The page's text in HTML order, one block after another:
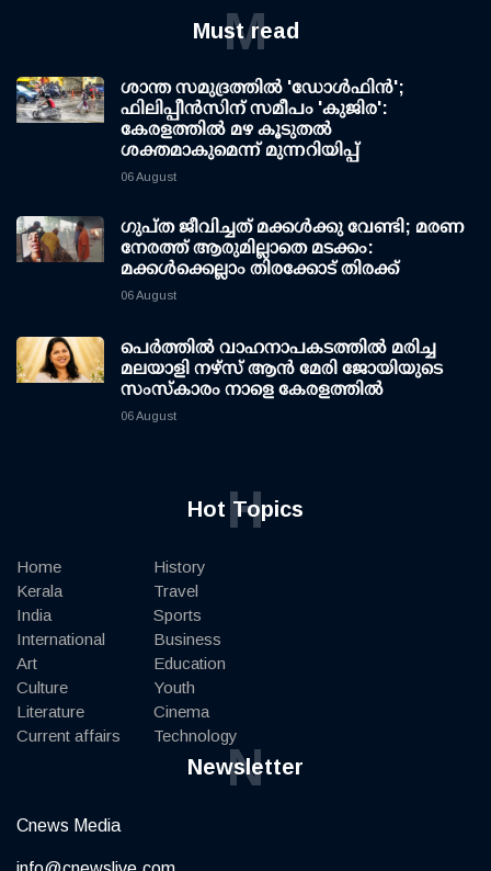
Must read
M
ശാന്ത സമുദ്രത്തില്‍ 'ഡോള്‍ഫിന്‍';
ഫിലിപ്പീന്‍സിന് സമീപം 'കുജിര':
കേരളത്തില്‍ മഴ കൂടുതല്‍
ശക്തമാകുമെന്ന് മുന്നറിയിപ്പ്
06 August
ഗുപ്ത ജീവിച്ചത് മക്കള്‍ക്കു വേണ്ടി; മരണ
നേരത്ത് ആരുമില്ലാതെ മടക്കം:
മക്കള്‍ക്കെല്ലാം തിരക്കോട് തിരക്ക്
06 August
പെർത്തിൽ വാഹനാപകടത്തിൽ മരിച്ച
മലയാളി നഴ്സ് ആൻ മേരി ജോയിയുടെ
സംസ്കാരം നാളെ കേരളത്തിൽ
06 August
Hot Topics
H
Home
Kerala
India
International
Art
Culture
Literature
Current affairs
History
Travel
Sports
Business
Education
Youth
Cinema
Technology
Newsletter
N
Cnews Media